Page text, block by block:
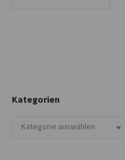
Kategorien
Kategorien